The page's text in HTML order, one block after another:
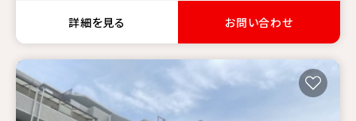
詳細を見る お問い合わせ